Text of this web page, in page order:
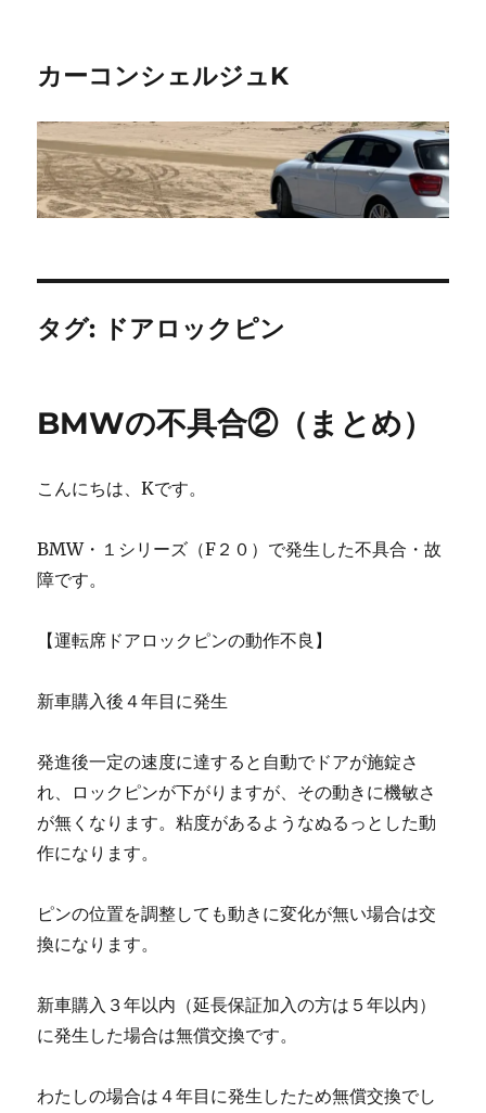
カーコンシェルジュK
タグ: ドアロックピン
BMWの不具合②（まとめ）
こんにちは、Kです。
BMW・１シリーズ（F２０）で発生した不具合・故
障です。
【運転席ドアロックピンの動作不良】
新車購入後４年目に発生
発進後一定の速度に達すると自動でドアが施錠さ
れ、ロックピンが下がりますが、その動きに機敏さ
が無くなります。粘度があるようなぬるっとした動
作になります。
ピンの位置を調整しても動きに変化が無い場合は交
換になります。
新車購入３年以内（延長保証加入の方は５年以内）
に発生した場合は無償交換です。
わたしの場合は４年目に発生したため無償交換でし